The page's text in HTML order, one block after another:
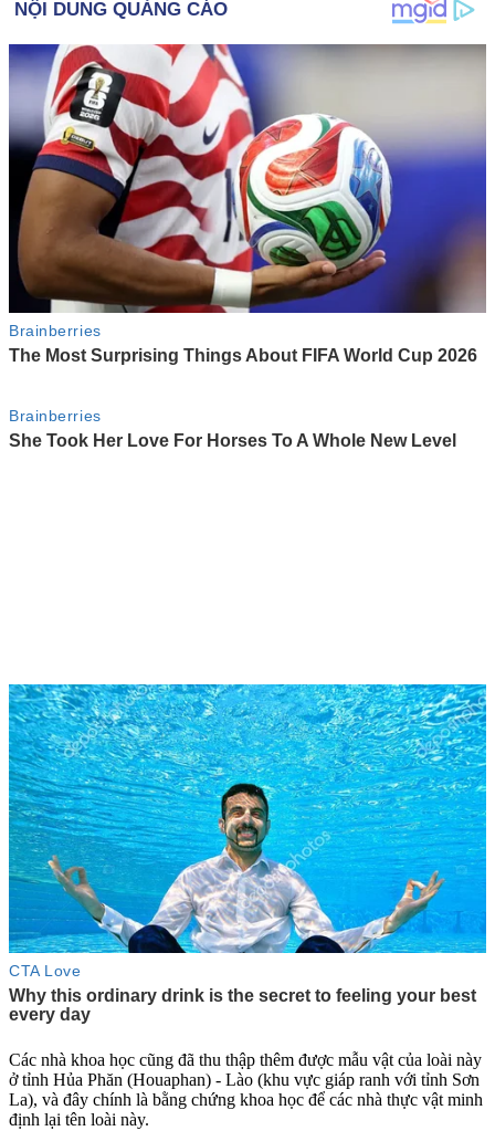
Các nhà khoa học cũng đã thu thập thêm được mẫu vật của loài này
ở tỉnh Hủa Phăn (Houaphan) - Lào (khu vực giáp ranh với tỉnh Sơn
La), và đây chính là bằng chứng khoa học để các nhà thực vật minh
định lại tên loài này.